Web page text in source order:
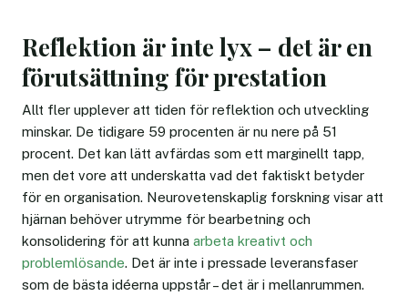
Reflektion är inte lyx – det är en
förutsättning för prestation
Allt fler upplever att tiden för reflektion och utveckling
minskar. De tidigare 59 procenten är nu nere på 51
procent. Det kan lätt avfärdas som ett marginellt tapp,
men det vore att underskatta vad det faktiskt betyder
för en organisation. Neurovetenskaplig forskning visar att
hjärnan behöver utrymme för bearbetning och
konsolidering för att kunna arbeta kreativt och
problemlösande. Det är inte i pressade leveransfaser
som de bästa idéerna uppstår – det är i mellanrummen.